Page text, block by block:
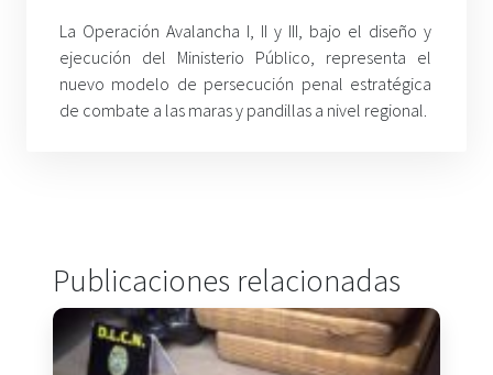
La Operación Avalancha I, II y III, bajo el diseño y
ejecución del Ministerio Público, representa el
nuevo modelo de persecución penal estratégica
de combate a las maras y pandillas a nivel regional.
Publicaciones relacionadas